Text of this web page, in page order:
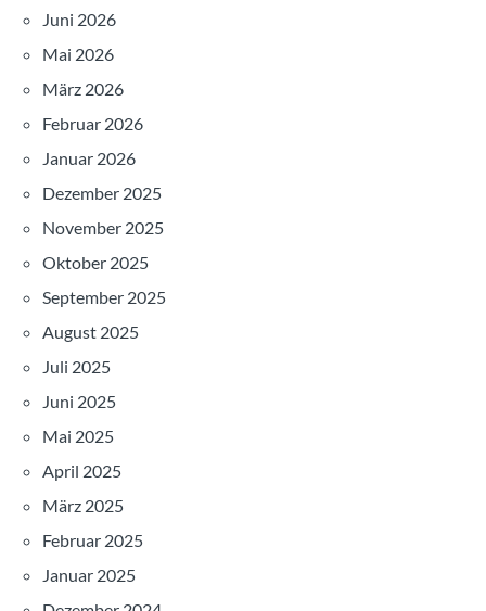
Juni 2026
Mai 2026
März 2026
Februar 2026
Januar 2026
Dezember 2025
November 2025
Oktober 2025
September 2025
August 2025
Juli 2025
Juni 2025
Mai 2025
April 2025
März 2025
Februar 2025
Januar 2025